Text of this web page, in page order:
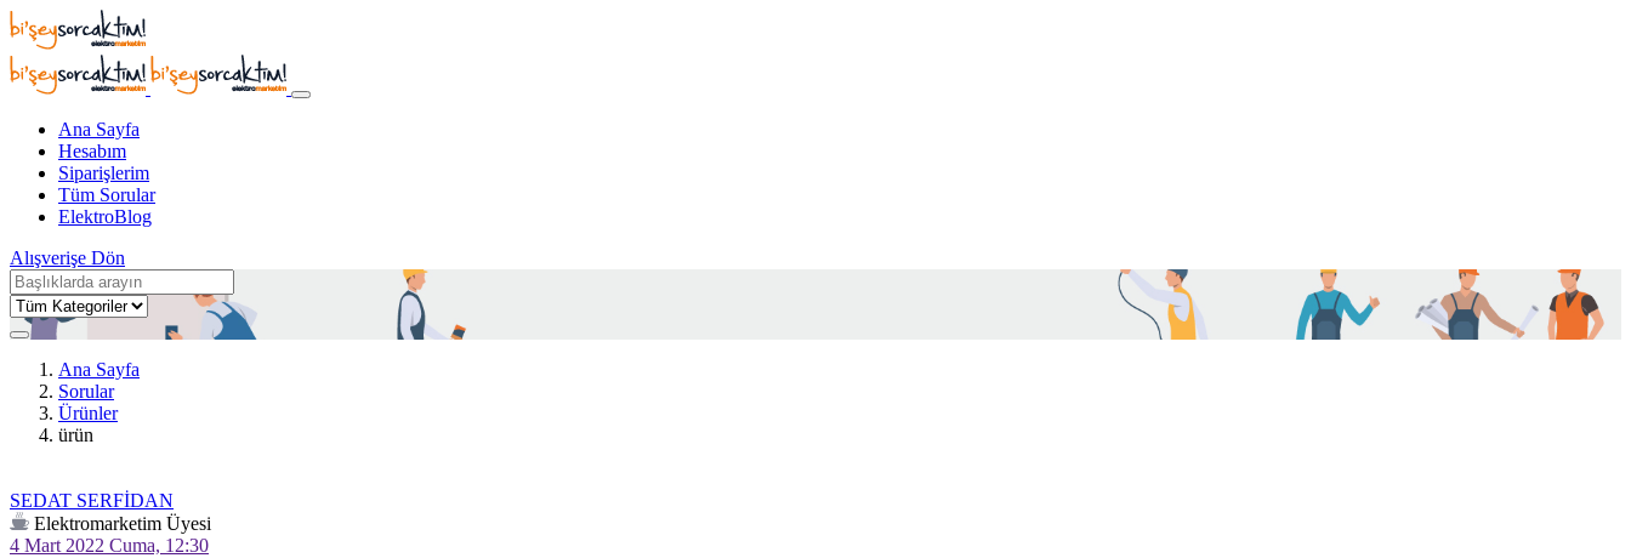
Ana Sayfa
Hesabım
Siparişlerim
Tüm Sorular
ElektroBlog
Alışverişe Dön
Ana Sayfa
Sorular
Ürünler
ürün
SEDAT SERFİDAN
Elektromarketim Üyesi
4 Mart 2022 Cuma, 12:30